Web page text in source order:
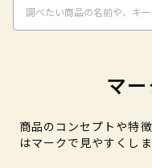
マ
商品のコンセプトや特
はマークで見やすくし